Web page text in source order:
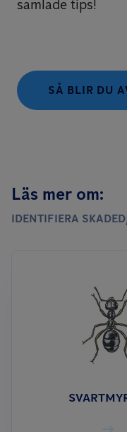
samlade tips!
SÅ BLIR DU
Läs mer om:
IDENTIFIERA